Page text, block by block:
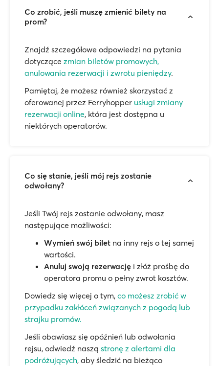
Co zrobić, jeśli muszę zmienić bilety na
prom?
Znajdź szczegółowe odpowiedzi na pytania
dotyczące zmian biletów promowych,
anulowania rezerwacji i zwrotu pieniędzy.
Pamiętaj, że możesz również skorzystać z
oferowanej przez Ferryhopper usługi zmiany
rezerwacji online, która jest dostępna u
niektórych operatorów.
Co się stanie, jeśli mój rejs zostanie
odwołany?
Jeśli Twój rejs zostanie odwołany, masz
następujące możliwości:
Wymień swój bilet na inny rejs o tej samej
wartości.
Anuluj swoją rezerwację i złóż prośbę do
operatora promu o pełny zwrot kosztów.
Dowiedz się więcej o tym, co możesz zrobić w
przypadku zakłóceń związanych z pogodą lub
strajku promów.
Jeśli obawiasz się opóźnień lub odwołania
rejsu, odwiedź naszą stronę z alertami dla
podróżujących, aby śledzić na bieżąco